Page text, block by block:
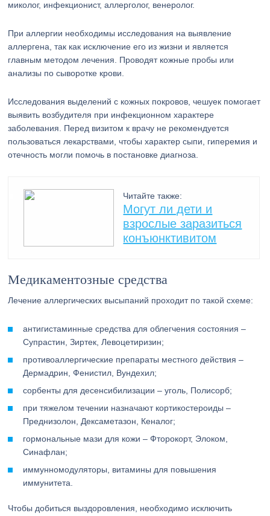
миколог, инфекционист, аллерголог, венеролог.
При аллергии необходимы исследования на выявление
аллергена, так как исключение его из жизни и является
главным методом лечения. Проводят кожные пробы или
анализы по сыворотке крови.
Исследования выделений с кожных покровов, чешуек помогает
выявить возбудителя при инфекционном характере
заболевания. Перед визитом к врачу не рекомендуется
пользоваться лекарствами, чтобы характер сыпи, гиперемия и
отечность могли помочь в постановке диагноза.
Читайте также:
Могут ли дети и
взрослые заразиться
конъюнктивитом
Медикаментозные средства
Лечение аллергических высыпаний проходит по такой схеме:
антигистаминные средства для облегчения состояния –
Супрастин, Зиртек, Левоцетиризин;
противоаллергические препараты местного действия –
Дермадрин, Фенистил, Вундехил;
сорбенты для десенсибилизации – уголь, Полисорб;
при тяжелом течении назначают кортикостероиды –
Преднизолон, Дексаметазон, Кеналог;
гормональные мази для кожи – Фторокорт, Элоком,
Синафлан;
иммунномодуляторы, витамины для повышения
иммунитета.
Чтобы добиться выздоровления, необходимо исключить